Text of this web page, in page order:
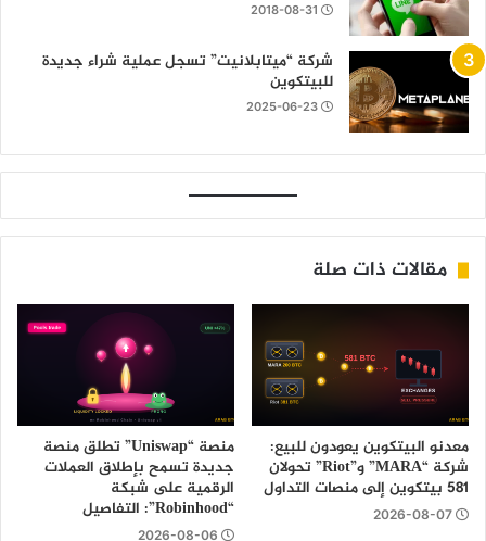
2018-08-31
شركة “ميتابلانيت” تسجل عملية شراء جديدة
للبيتكوين
2025-06-23
مقالات ذات صلة
معدنو البيتكوين يعودون للبيع:
شركة “MARA” و”Riot” تحولان
581 بيتكوين إلى منصات التداول
2026-08-07
منصة “Uniswap” تطلق منصة
جديدة تسمح بإطلاق العملات
الرقمية على شبكة
“Robinhood”: التفاصيل
2026-08-06